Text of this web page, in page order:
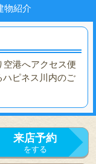
物紹介
空港へアクセス便
ピネス川内のご
来店予約
をする